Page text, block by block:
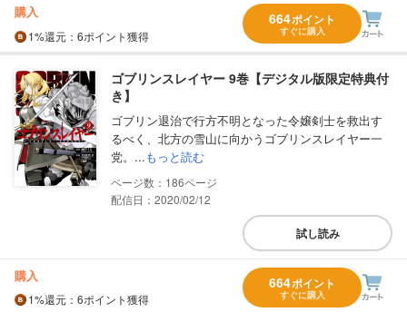
購入
1%還元 ：6ポイント獲得
664ポイント
すぐに購入
ゴブリンスレイヤー 9巻【デジタル版限定特典付
き】
ゴブリン退治で行方不明となった令嬢剣士を救出す
るべく、北方の雪山に向かうゴブリンスレイヤー一
党。...もっと読む
186
配信日：2020/02/12
試し読み
購入
1%還元 ：6ポイント獲得
664ポイント
すぐに購入